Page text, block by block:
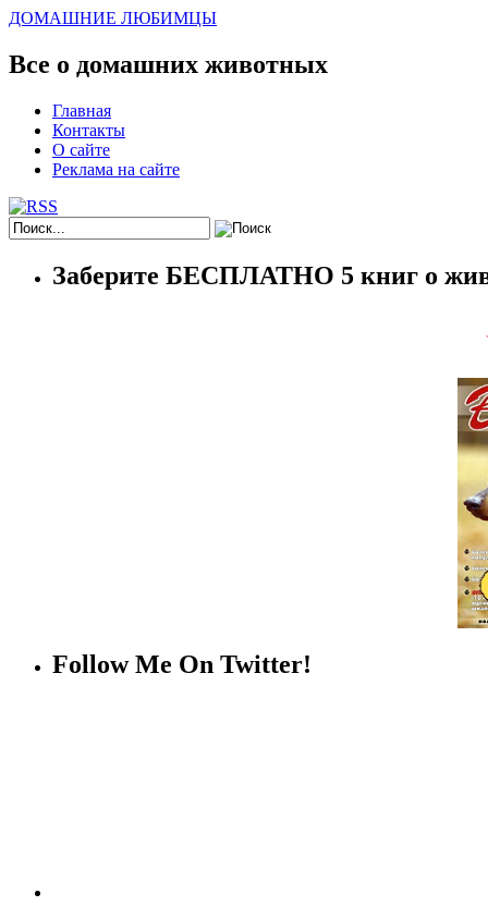
ДОМАШНИЕ ЛЮБИМЦЫ
Все о домашних животных
Главная
Контакты
О сайте
Реклама на сайте
Заберите БЕСПЛАТНО 5 книг о
Follow Me On Twitter!